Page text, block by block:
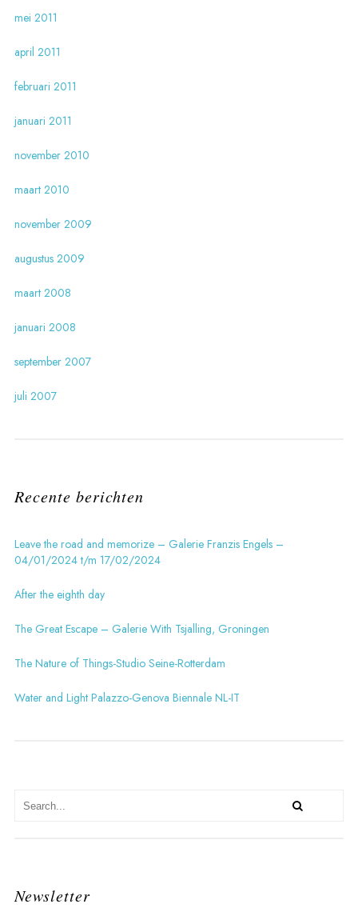
mei 2011
april 2011
februari 2011
januari 2011
november 2010
maart 2010
november 2009
augustus 2009
maart 2008
januari 2008
september 2007
juli 2007
Recente berichten
Leave the road and memorize – Galerie Franzis Engels –
04/01/2024 t/m 17/02/2024
After the eighth day
The Great Escape – Galerie With Tsjalling, Groningen
The Nature of Things-Studio Seine-Rotterdam
Water and Light Palazzo-Genova Biennale NL-IT
Newsletter